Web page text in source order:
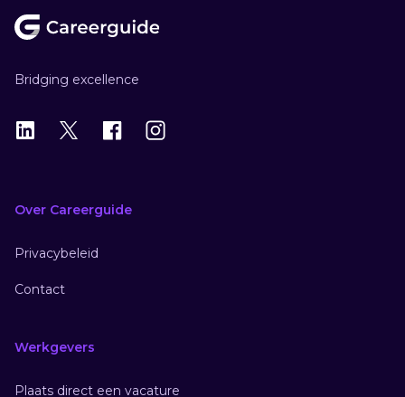
Bridging excellence
LinkedIn
X Instagram
Over Careerguide
Privacybeleid
Contact
Werkgevers
Plaats direct een vacature